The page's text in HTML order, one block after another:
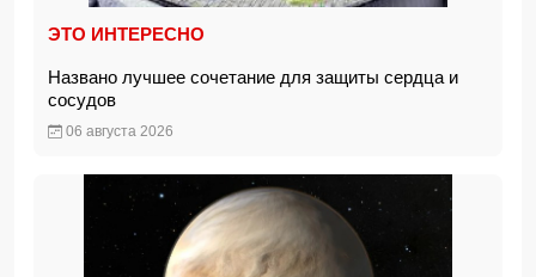
ЭТО ИНТЕРЕСНО
Названо лучшее сочетание для защиты сердца и
сосудов
06 августа 2026